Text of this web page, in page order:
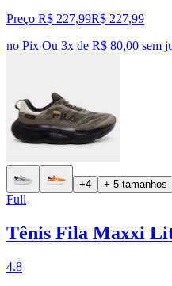
Preço R$ 227,99R$ 227,99
no Pix Ou 3x de R$ 80,00 sem
+4 + 5 tamanhos
Full
Tênis Fila Maxxi
4.8